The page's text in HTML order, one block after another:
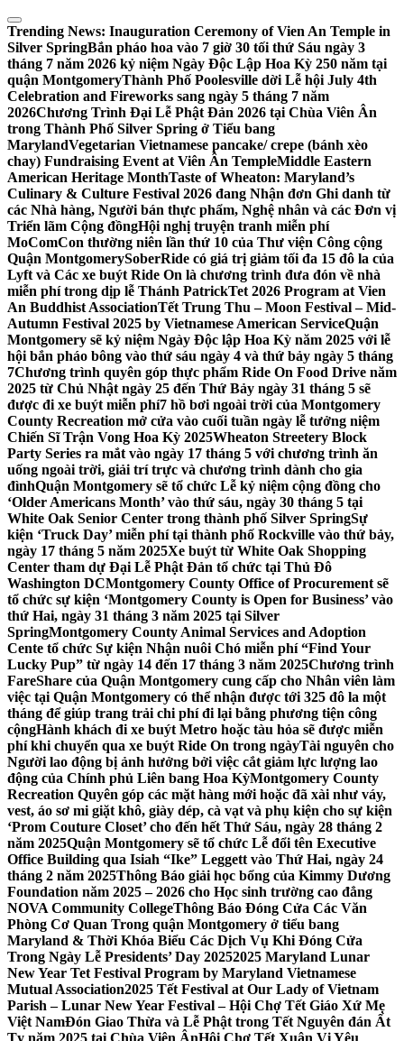
Skip
to
content
Trending News: Inauguration Ceremony of Vien An Temple in
Silver SpringBắn pháo hoa vào 7 giờ 30 tối thứ Sáu ngày 3
tháng 7 năm 2026 kỷ niệm Ngày Độc Lập Hoa Kỳ 250 năm tại
quận MontgomeryThành Phố Poolesville dời Lễ hội July 4th
Celebration and Fireworks sang ngày 5 tháng 7 năm
2026Chương Trình Đại Lễ Phật Đản 2026 tại Chùa Viên Ân
trong Thành Phố Silver Spring ở Tiểu bang
MarylandVegetarian Vietnamese pancake/ crepe (bánh xèo
chay) Fundraising Event at Viên Ân TempleMiddle Eastern
American Heritage MonthTaste of Wheaton: Maryland’s
Culinary & Culture Festival 2026 đang Nhận đơn Ghi danh từ
các Nhà hàng, Người bán thực phẩm, Nghệ nhân và các Đơn vị
Triển lãm Cộng đồngHội nghị truyện tranh miễn phí
MoComCon thường niên lần thứ 10 của Thư viện Công cộng
Quận MontgomerySoberRide có giá trị giảm tối đa 15 đô la của
Lyft và Các xe buýt Ride On là chương trình đưa đón về nhà
miễn phí trong dịp lễ Thánh PatrickTet 2026 Program at Vien
An Buddhist AssociationTết Trung Thu – Moon Festival – Mid-
Autumn Festival 2025 by Vietnamese American ServiceQuận
Montgomery sẽ kỷ niệm Ngày Độc lập Hoa Kỳ năm 2025 với lễ
hội bắn pháo bông vào thứ sáu ngày 4 và thứ bảy ngày 5 tháng
7Chương trình quyên góp thực phẩm Ride On Food Drive năm
2025 từ Chủ Nhật ngày 25 đến Thứ Bảy ngày 31 tháng 5 sẽ
được đi xe buýt miễn phí7 hồ bơi ngoài trời của Montgomery
County Recreation mở cửa vào cuối tuần ngày lễ tưởng niệm
Chiến Sĩ Trận Vong Hoa Kỳ 2025Wheaton Streetery Block
Party Series ra mắt vào ngày 17 tháng 5 với chương trình ăn
uống ngoài trời, giải trí trực và chương trình dành cho gia
đìnhQuận Montgomery sẽ tổ chức Lễ kỷ niệm cộng đồng cho
‘Older Americans Month’ vào thứ sáu, ngày 30 tháng 5 tại
White Oak Senior Center trong thành phố Silver SpringSự
kiện ‘Truck Day’ miễn phí tại thành phố Rockville vào thứ bảy,
ngày 17 tháng 5 năm 2025Xe buýt từ White Oak Shopping
Center tham dự Đại Lễ Phật Đản tổ chức tại Thủ Đô
Washington DCMontgomery County Office of Procurement sẽ
tổ chức sự kiện ‘Montgomery County is Open for Business’ vào
thứ Hai, ngày 31 tháng 3 năm 2025 tại Silver
SpringMontgomery County Animal Services and Adoption
Cente tổ chức Sự kiện Nhận nuôi Chó miễn phí “Find Your
Lucky Pup” từ ngày 14 đến 17 tháng 3 năm 2025Chương trình
FareShare của Quận Montgomery cung cấp cho Nhân viên làm
việc tại Quận Montgomery có thể nhận được tới 325 đô la một
tháng để giúp trang trải chi phí đi lại bằng phương tiện công
cộngHành khách đi xe buýt Metro hoặc tàu hỏa sẽ được miễn
phí khi chuyển qua xe buýt Ride On trong ngàyTài nguyên cho
Người lao động bị ảnh hưởng bởi việc cắt giảm lực lượng lao
động của Chính phủ Liên bang Hoa KỳMontgomery County
Recreation Quyên góp các mặt hàng mới hoặc đã xài như váy,
vest, áo sơ mi giặt khô, giày dép, cà vạt và phụ kiện cho sự kiện
‘Prom Couture Closet’ cho đến hết Thứ Sáu, ngày 28 tháng 2
năm 2025Quận Montgomery sẽ tổ chức Lễ đổi tên Executive
Office Building qua Isiah “Ike” Leggett vào Thứ Hai, ngày 24
tháng 2 năm 2025Thông Báo giải học bổng của Kimmy Dương
Foundation năm 2025 – 2026 cho Học sinh trường cao đẳng
NOVA Community CollegeThông Báo Đóng Cửa Các Văn
Phòng Cơ Quan Trong quận Montgomery ở tiểu bang
Maryland & Thời Khóa Biểu Các Dịch Vụ Khi Đóng Cửa
Trong Ngày Lễ Presidents’ Day 20252025 Maryland Lunar
New Year Tet Festival Program by Maryland Vietnamese
Mutual Association2025 Tết Festival at Our Lady of Vietnam
Parish – Lunar New Year Festival – Hội Chợ Tết Giáo Xứ Mẹ
Việt NamĐón Giao Thừa và Lễ Phật trong Tết Nguyên đán Ất
Tỵ năm 2025 tại Chùa Viên ÂnHội Chợ Tết Xuân Vị Yêu